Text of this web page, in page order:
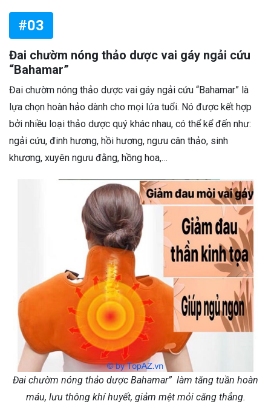
#03
Đai chườm nóng thảo dược vai gáy ngải cứu
“Bahamar”
Đai chườm nóng thảo dược vai gáy ngải cứu “Bahamar” là
lựa chọn hoàn hảo dành cho mọi lứa tuổi. Nó được kết hợp
bởi nhiều loại thảo dược quý khác nhau, có thể kể đến như:
ngải cứu, đinh hương, hồi hương, ngưu cân thảo, sinh
khương, xuyên ngưu đằng, hồng hoa,…
Đai chườm nóng thảo dược Bahamar” làm tăng tuần hoàn
máu, lưu thông khí huyết, giảm mệt mỏi căng thẳng.